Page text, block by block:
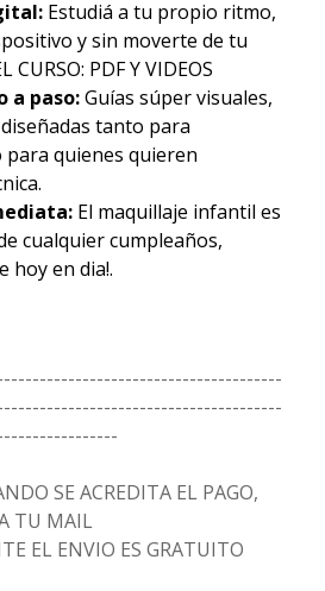
Estudiá a tu propio ritmo,
y sin moverte de tu
CURSO: PDF Y VIDEOS
a paso:Guías súper visuales,
tanto para
quienes quieren
El maquillaje infantil es
cualquier cumpleaños,
hoy en dia!.
SE ACREDITA EL PAGO,
TU MAIL
EL ENVIO ES GRATUITO